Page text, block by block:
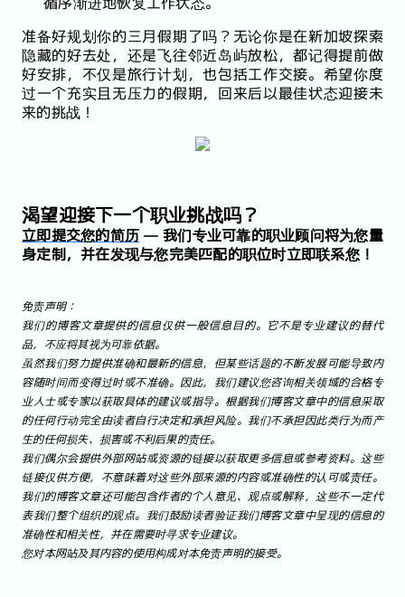
准备好规划你的三月假期了吗？无论你是在新加坡探索
隐藏的好去处，还是飞往邻近岛屿放松，都记得提前做
好安排，不仅是旅行计划，也包括工作交接。希望你度
过一个充实且无压力的假期，回来后以最佳状态迎接未
来的挑战！
渴望迎接下一个职业挑战吗？
立即提交您的简历 — 我们专业可靠的职业顾问将为您量
身定制，并在发现与您完美匹配的职位时立即联系您！
免责声明：
我们的博客文章提供的信息仅供一般信息目的。它不是专业建议的替代
品，不应将其视为可靠依据。
虽然我们努力提供准确和最新的信息，但某些话题的不断发展可能导致内
容随时间而变得过时或不准确。因此，我们建议您咨询相关领域的合格专
业人士或专家以获取具体的建议或指导。根据我们博客文章中的信息采取
的任何行动完全由读者自行决定和承担风险。我们不承担因此类行为而产
生的任何损失、损害或不利后果的责任。
我们偶尔会提供外部网站或资源的链接以获取更多信息或参考资料。这些
链接仅供方便，不意味着对这些外部来源的内容或准确性的认可或责任。
我们的博客文章还可能包含作者的个人意见、观点或解释，这些不一定代
表我们整个组织的观点。我们鼓励读者验证我们博客文章中呈现的信息的
准确性和相关性，并在需要时寻求专业建议。
您对本网站及其内容的使用构成对本免责声明的接受。